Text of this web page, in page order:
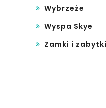
Wybrzeże
Wyspa Skye
Zamki i zabytki